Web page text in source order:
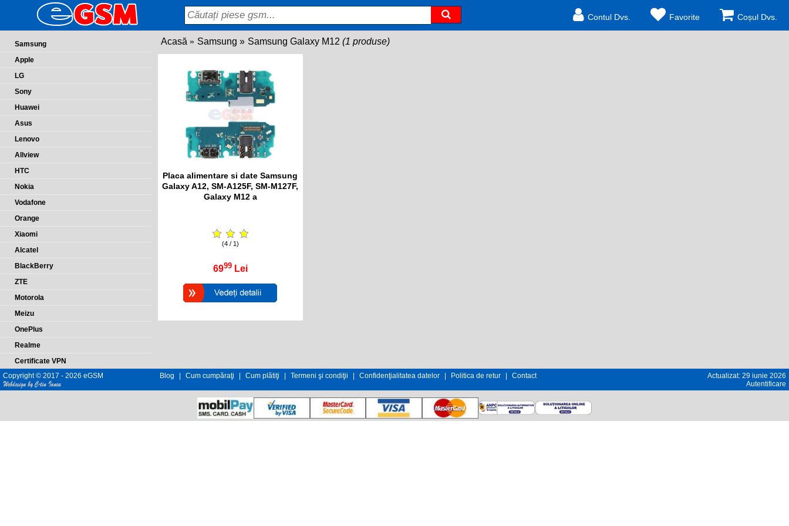
Contul Dvs. Favorite Coșul Dvs.
Samsung
Apple
LG
Sony
Huawei
Asus
Lenovo
Allview
HTC
Nokia
Vodafone
Orange
Xiaomi
Alcatel
BlackBerry
ZTE
Motorola
Meizu
OnePlus
Realme
Certificate VPN
Acasă Samsung Samsung Galaxy M12 (1 produse)
Placa alimentare si date Samsung
Galaxy A12, SM-A125F, SM-M127F,
Galaxy M12 a
(4 / 1)
6999 Lei
Copyright © 2017 - 2026 eGSM Blog Cum cumpăraţi Cum plătiţi Termeni şi condiţii Confidenţialitatea datelor Politica de retur Contact
Actualizat: 29 iunie 2026
Autentificare